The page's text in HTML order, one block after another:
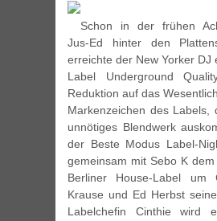
Schon in der frühen
Jus-Ed hinter den
erreichte der New Yorker DJ
Label Underground
Reduktion auf das
Markenzeichen des Labels,
unnötiges Blendwerk
der Beste Modus Label-
gemeinsam mit Sebo K
Berliner House-Label um
Krause und Ed Herbst
Labelchefin Cinthie wird